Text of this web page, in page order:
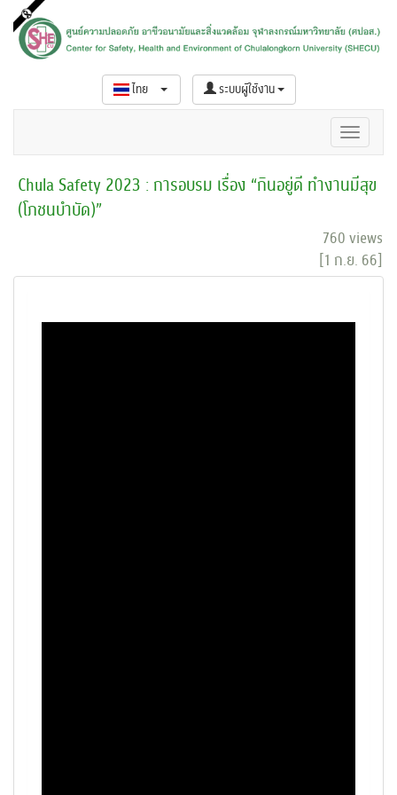
ไทย ระบบผู้ใช้งาน
Chula Safety 2023 : การอบรม เรื่อง “กินอยู่ดี ทำงานมีสุข
(โภชนบำบัด)”
760 views
[1 ก.ย. 66]